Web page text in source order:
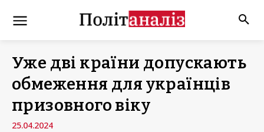
Уже дві країни допускають
обмеження для українців
призовного віку
25.04.2024